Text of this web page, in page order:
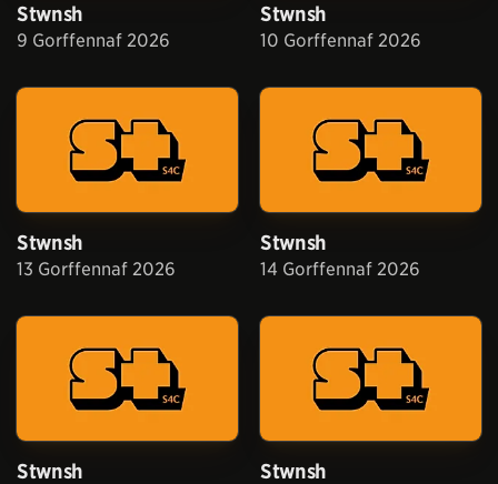
Stwnsh
9 Gorffennaf 2026
Stwnsh
10 Gorffennaf 2026
Stwnsh
13 Gorffennaf 2026
Stwnsh
14 Gorffennaf 2026
Stwnsh Stwnsh